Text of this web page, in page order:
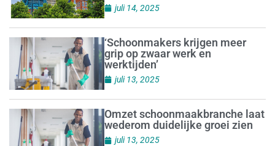
juli 14, 2025
‘Schoonmakers krijgen meer
grip op zwaar werk en
werktijden’
juli 13, 2025
Omzet schoonmaakbranche laat
wederom duidelijke groei zien
juli 13, 2025